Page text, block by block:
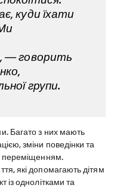
куди їхати
— говорить
групи.
Багато з них мають
зміни поведінки та
переміщенням.
які допомагають дітям
із однолітками та